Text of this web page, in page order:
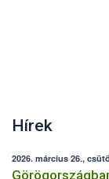
Hírek
2026. március 26.,